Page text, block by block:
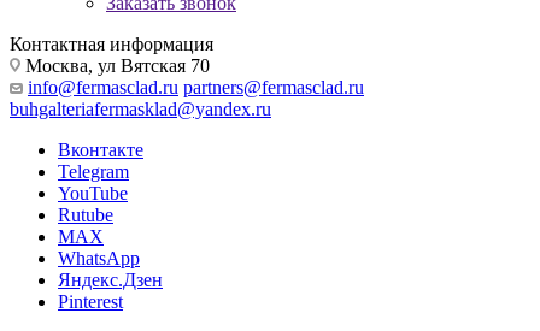
Контактная информация
Москва, ул Вятская 70
info@fermasclad.ru partners@fermasclad.ru
buhgalteriafermasklad@yandex.ru
Вконтакте
Telegram
YouTube
Rutube
MAX
WhatsApp
Яндекс.Дзен
Pinterest